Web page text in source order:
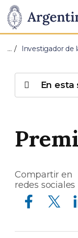
Presidencia
de
Nación
Pasar al
… Investigador de
Compartir en
redes sociales
Compartir en Facebook Compartir en Twitter Compartir en Linkedin
En esta